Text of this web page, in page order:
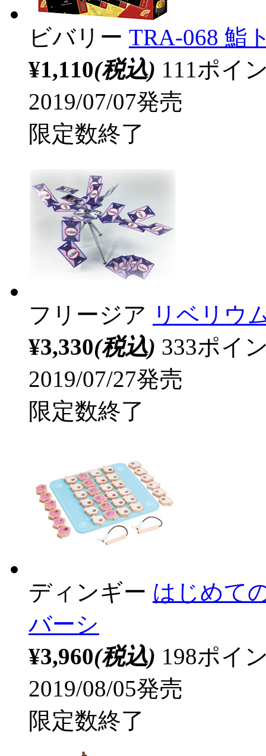
ビバリー TRA-068 鮨
¥1,110(税込) 111ポイ
2019/07/07発売
限定数終了
フリージア リベリウ
¥3,330(税込) 333ポイ
2019/07/27発売
限定数終了
ディンギー はじめて
バーシ
¥3,960(税込) 198ポイ
2019/08/05発売
限定数終了